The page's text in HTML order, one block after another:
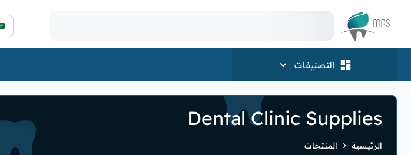
الشعار
التصنيفات
Dental Clinic Supplies
الرئيسية المنتجات